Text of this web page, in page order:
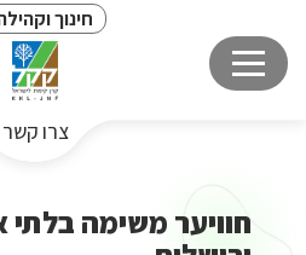
חינוך
צרו קשר
חוויער משימה